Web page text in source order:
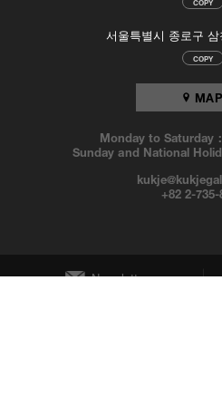
서울특별시 종로구
COPY
MAP
Monday to Saturday :
Sunday and National
+82 2-
Newsletter